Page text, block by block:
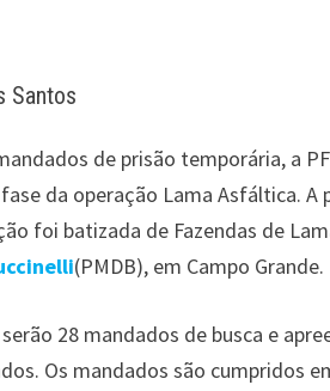
Santos
de prisão temporária, a
da operação Lama Asfáltica.
foi batizada de Fazendas de
(PMDB), em Campo Grande.
28 mandados de busca e
Os mandados são cumpridos